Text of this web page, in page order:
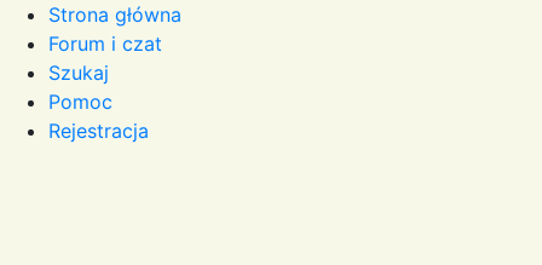
Strona główna
Forum i czat
Szukaj
Pomoc
Rejestracja